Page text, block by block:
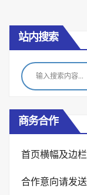
站内搜索
商务合作
首页横幅及边
合作意向请发送